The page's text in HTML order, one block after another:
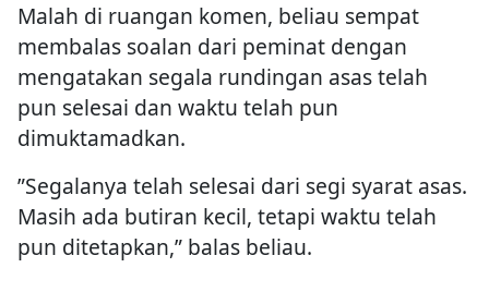
Malah di ruangan komen, beliau sempat
membalas soalan dari peminat dengan
mengatakan segala rundingan asas telah
pun selesai dan waktu telah pun
dimuktamadkan.
”Segalanya telah selesai dari segi syarat asas.
Masih ada butiran kecil, tetapi waktu telah
pun ditetapkan,” balas beliau.